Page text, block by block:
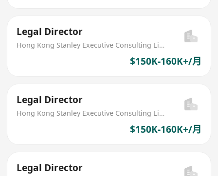
Legal Director
Hong Kong Stanley Executive Consulting Limited
$150K-160K+/月
Legal Director
Hong Kong Stanley Executive Consulting Limited
$150K-160K+/月
Legal Director